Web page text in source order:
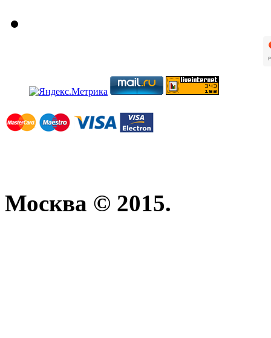
Москва © 2015.